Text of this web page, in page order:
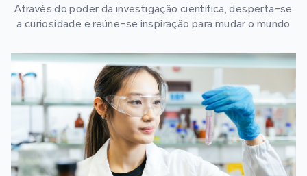
Através do poder da investigação científica, desperta-se
a curiosidade e reúne-se inspiração para mudar o mundo